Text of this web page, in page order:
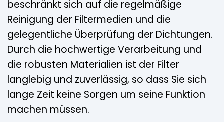
beschränkt sich auf die regelmäßige
Reinigung der Filtermedien und die
gelegentliche Überprüfung der Dichtungen.
Durch die hochwertige Verarbeitung und
die robusten Materialien ist der Filter
langlebig und zuverlässig, so dass Sie sich
lange Zeit keine Sorgen um seine Funktion
machen müssen.